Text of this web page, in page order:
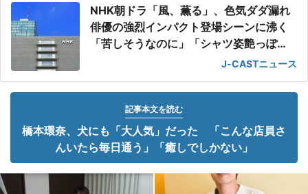
NHK朝ドラ「風、薫る」、色気ダダ漏れ
俳優の強烈インパクト登場シーンに沸く
「苦しそうなのに」「シャツ姿艶っぽ
J-CASTニュース
記事本文を読む
橋本環奈、犬にも「大人気」だった 「こんな店員さ
んいたら毎日通う」「癒しでしかない」